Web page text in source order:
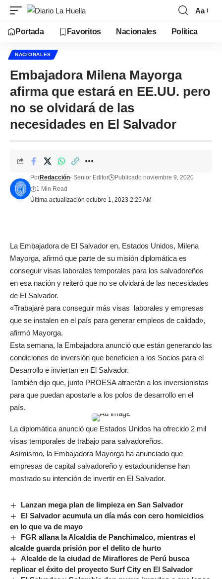
Aa
Portada Favoritos Nacionales Política
NACIONALES
Embajadora Milena Mayorga
afirma que estará en EE.UU. pero
no se olvidará de las
necesidades en El Salvador
Última actualización octubre 1, 2023 2:25 AM
PorRedacción- Senior Editor
Publicado noviembre 9, 2020
1 Min Read
La Embajadora de El Salvador en, Estados Unidos, Milena
Mayorga, afirmó que parte de su misión diplomática es
conseguir visas laborales temporales para los salvadoreños
en esa nación y reiteró que no se olvidará de las necesidades
de El Salvador.
«Trabajaré para conseguir más visas laborales y empresas
que se instalen en el país para generar empleos de calidad»,
afirmó Mayorga.
Esta semana, la Embajadora anunció que están generando las
condiciones de inversión que beneficien a los Socios para el
Desarrollo e inviertan en El Salvador.
También dijo que, junto PROESA atraerán a los inversionistas
para que puedan apostarle a los polos de desarrollo en el
país.
La diplomática anunció que Estados Unidos ha ofrecido 2 mil
visas temporales de trabajo para salvadoreños.
Asimismo, la Embajadora Mayorga ha anunciado que
empresas de capital salvadoreño y estadounidense han
mostrado su intención de invertir en El Salvador.
Lanzan mega plan de limpieza en San Salvador
El Salvador acumula un día más con cero homicidios
en lo que va de mayo
FGR allana la Alcaldía de Panchimalco, mientras el
alcalde guarda prisión por el delito de hurto
Alcalde de la ciudad de Miraflores de Perú busca
replicar el éxito del proyecto Surf City en El Salvador